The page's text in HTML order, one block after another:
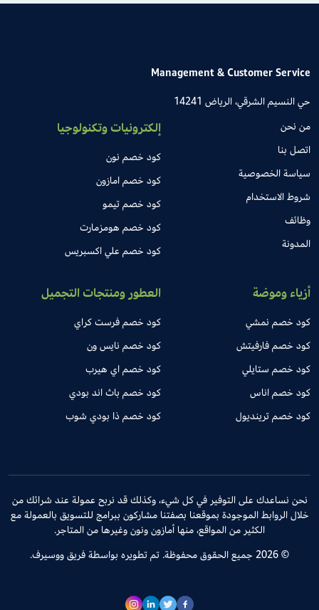
Management & Customer Service
حي النسيم الشرقي، الرياض 14241
من نحن
اتصل بنا
سياسة الخصوصية
شروط الاستخدام
وظائف
المدونة
إلكترونيات وتكنولوجيا
كود خصم نون
كود خصم امازون
كود خصم تيمو
كود خصم هومزمارت
كود خصم علي اكسبريس
أزياء وموضة
كود خصم نمشي
كود خصم فارفيتش
كود خصم ستايلي
كود خصم اناس
كود خصم ترينديول
العطور ومنتجات التجميل
كود خصم فرست كراي
كود خصم نايس ون
كود خصم اي هيرب
كود خصم باث اند بودي
كود خصم ذا بودي شوب
نحن نساعدك على التوفير في كل شيء، وكذلك قد نربح عمولة عند شرائك من
خلال الروابط الموجودة بموقعنا بصفتنا مشاركون ببرامج للتسويق بالعمولة مع
الكثير من المواقع، منها أمازون ونون وغيرها من المتاجر.
© 2026 جميع الحقوق محفوظة. تم تطويره بواسطة فريق ووسيرف.